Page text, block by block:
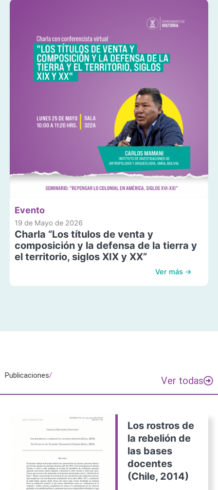
Evento
19 de Mayo de 2026
Charla “Los títulos de venta y
composición y la defensa de la tierra y
el territorio, siglos XIX y XX”
Ver más →
Publicaciones/ Ver todas
Los rostros de
la rebelión de
las bases
docentes
(Chile, 2014)